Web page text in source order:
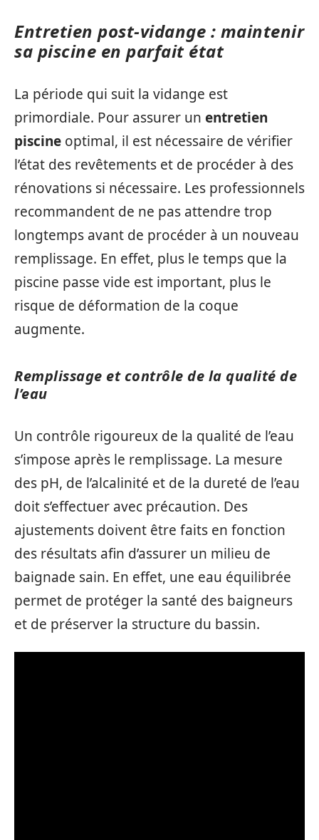
Entretien post-vidange : maintenir
sa piscine en parfait état
La période qui suit la vidange est
primordiale. Pour assurer un entretien
piscine optimal, il est nécessaire de vérifier
l’état des revêtements et de procéder à des
rénovations si nécessaire. Les professionnels
recommandent de ne pas attendre trop
longtemps avant de procéder à un nouveau
remplissage. En effet, plus le temps que la
piscine passe vide est important, plus le
risque de déformation de la coque
augmente.
Remplissage et contrôle de la qualité de
l’eau
Un contrôle rigoureux de la qualité de l’eau
s’impose après le remplissage. La mesure
des pH, de l’alcalinité et de la dureté de l’eau
doit s’effectuer avec précaution. Des
ajustements doivent être faits en fonction
des résultats afin d’assurer un milieu de
baignade sain. En effet, une eau équilibrée
permet de protéger la santé des baigneurs
et de préserver la structure du bassin.